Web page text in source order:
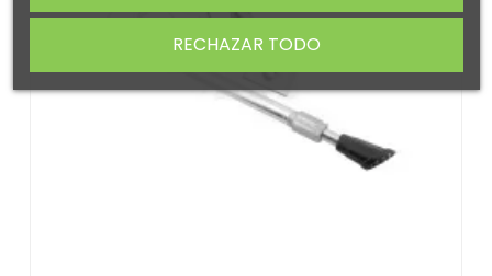
RECHAZAR TODO